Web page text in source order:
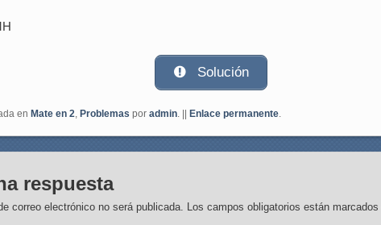
Solución
en Mate en 2, Problemas por admin. || Enlace permanente.
respuesta
correo electrónico no será publicada. Los campos obligatorios están